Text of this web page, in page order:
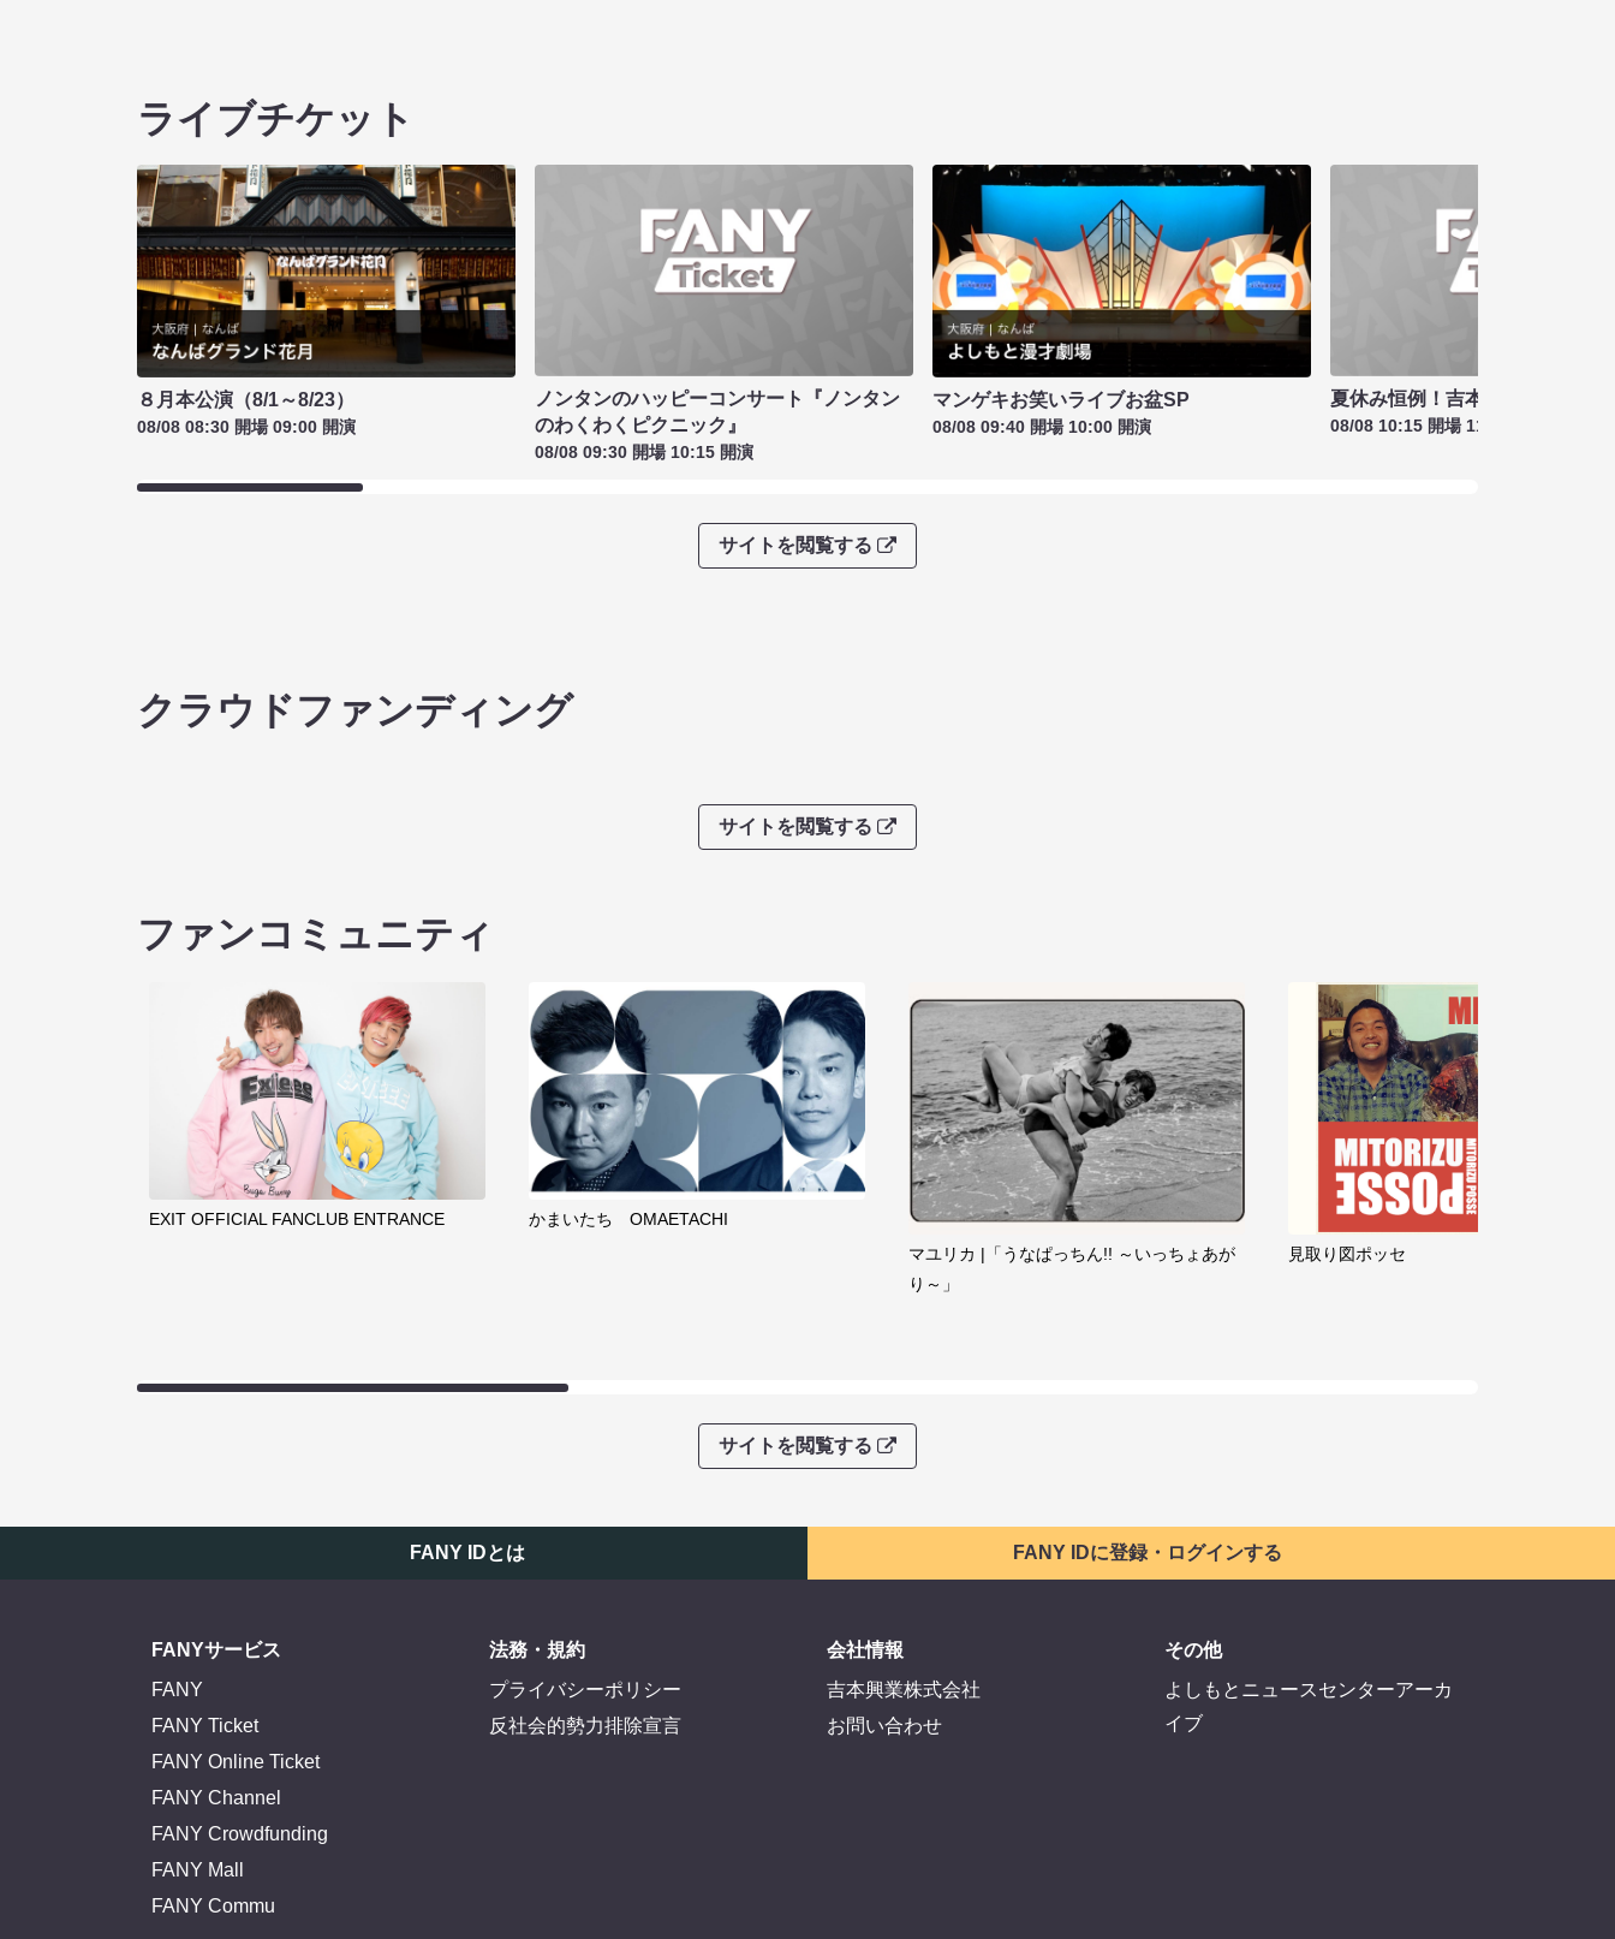
ライブチケット
８月本公演（8/1～8/23）
08/08 08:30 開場 09:00 開演
ノンタンのハッピーコンサート『ノンタン
のわくわくピクニック』
08/08 09:30 開場 10:15 開演
マンゲキお笑いライブお盆SP
08/08 09:40 開場 10:00 開演
夏休み恒例！吉本新喜劇＆バラ
08/08 10:15 開場 11:00 開演
サイトを閲覧する
クラウドファンディング
サイトを閲覧する
ファンコミュニティ
EXIT OFFICIAL FANCLUB ENTRANCE
かまいたち OMAETACHI
マユリカ |「うなぱっちん!! ～いっちょあが
り～」
見取り図ポッセ
サイトを閲覧する
FANY IDとは FANY IDに登録・ログインする
FANYサービス
FANY
FANY Ticket
FANY Online Ticket
FANY Channel
FANY Crowdfunding
FANY Mall
FANY Commu
法務・規約
プライバシーポリシー
反社会的勢力排除宣言
会社情報
吉本興業株式会社
お問い合わせ
その他
よしもとニュースセンターアーカ
イブ